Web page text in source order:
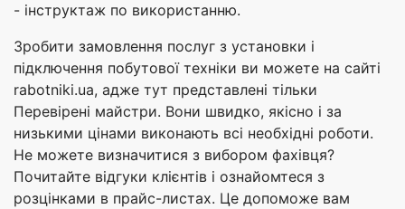
- інструктаж по використанню.
Зробити замовлення послуг з установки і
підключення побутової техніки ви можете на сайті
rabotniki.ua, адже тут представлені тільки
Перевірені майстри. Вони швидко, якісно і за
низькими цінами виконають всі необхідні роботи.
Не можете визначитися з вибором фахівця?
Почитайте відгуки клієнтів і ознайомтеся з
розцінками в прайс-листах. Це допоможе вам